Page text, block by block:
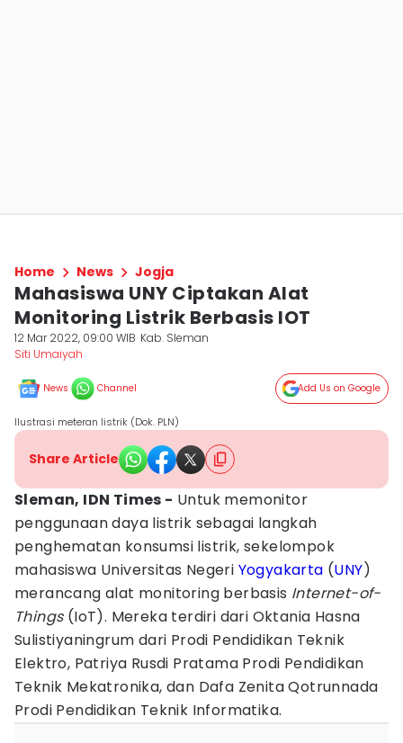
Home News Jogja
Mahasiswa UNY Ciptakan Alat
Monitoring Listrik Berbasis IOT
12 Mar 2022, 09:00 WIB Kab. Sleman
Siti Umaiyah
News Channel Add Us on Google
Ilustrasi meteran listrik (Dok. PLN)
Share Article
Sleman, IDN Times - Untuk memonitor
penggunaan daya listrik sebagai langkah
penghematan konsumsi listrik, sekelompok
mahasiswa Universitas Negeri Yogyakarta (UNY)
merancang alat monitoring berbasis Internet-of-
Things(IoT). Mereka terdiri dari Oktania Hasna
Sulistiyaningrum dari Prodi Pendidikan Teknik
Elektro, Patriya Rusdi Pratama Prodi Pendidikan
Teknik Mekatronika, dan Dafa Zenita Qotrunnada
Prodi Pendidikan Teknik Informatika.